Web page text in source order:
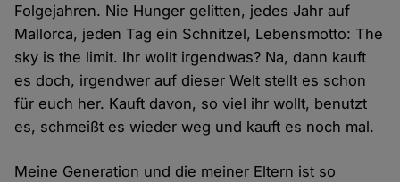
Folgejahren. Nie Hunger gelitten, jedes Jahr auf
Mallorca, jeden Tag ein Schnitzel, Lebensmotto: The
sky is the limit. Ihr wollt irgendwas? Na, dann kauft
es doch, irgendwer auf dieser Welt stellt es schon
für euch her. Kauft davon, so viel ihr wollt, benutzt
es, schmeißt es wieder weg und kauft es noch mal.
Meine Generation und die meiner Eltern ist so